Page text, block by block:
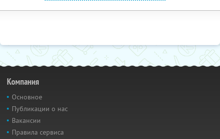
Компания
Основное
Публикации о нас
Вакансии
Правила сервиса